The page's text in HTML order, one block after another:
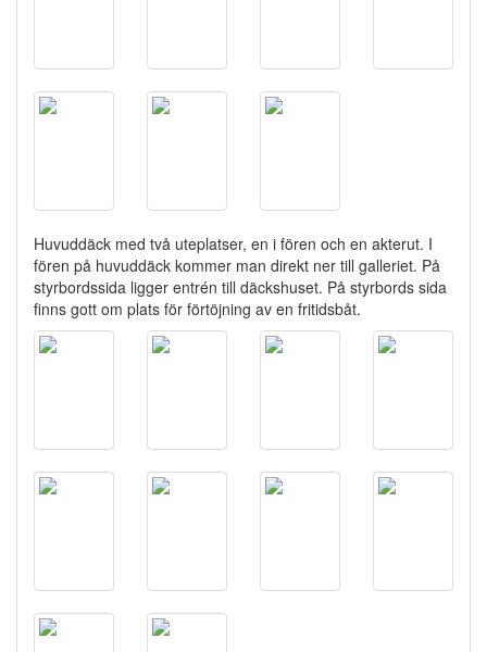
Huvuddäck med två uteplatser, en i fören och en akterut. I
fören på huvuddäck kommer man direkt ner till galleriet. På
styrbordssida ligger entrén till däckshuset. På styrbords sida
finns gott om plats för förtöjning av en fritidsbåt.